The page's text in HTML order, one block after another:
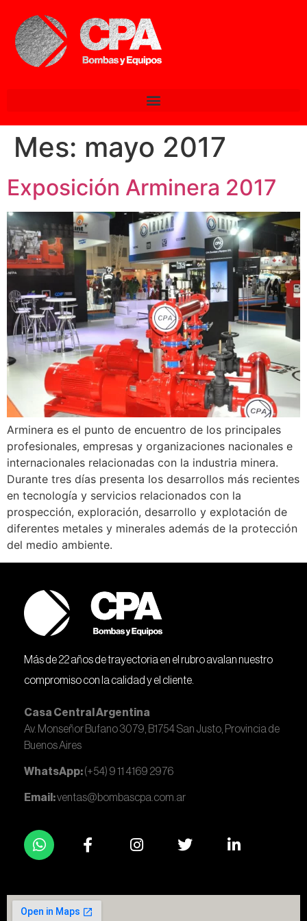
Mes: mayo 2017
Exposición Arminera 2017
Arminera es el punto de encuentro de los principales
profesionales, empresas y organizaciones nacionales e
internacionales relacionadas con la industria minera.
Durante tres días presenta los desarrollos más recientes
en tecnología y servicios relacionados con la
prospección, exploración, desarrollo y explotación de
diferentes metales y minerales además de la protección
del medio ambiente.
Más de 22 años de trayectoria en el rubro avalan nuestro
compromiso con la calidad y el cliente.
Casa Central Argentina
Av. Monseñor Bufano 3079, B1754 San Justo, Provincia de
Buenos Aires
WhatsApp:(+54) 9 11 4169 2976
Email:ventas@bombascpa.com.ar